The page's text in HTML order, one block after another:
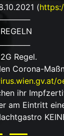
(
Regel.
Corona-
ihr
am Eintritt